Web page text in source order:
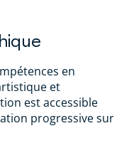
en
et
est accessible
progressive sur